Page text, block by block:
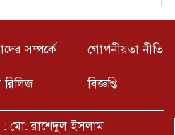
পরিবারের মাঝে ঢেউটিন
উদ্ধার
সম্পর্কে গোপনীয়তা নীতি
রিলিজ বিজ্ঞপ্তি
: মো: রাশেদুল ইসলাম।